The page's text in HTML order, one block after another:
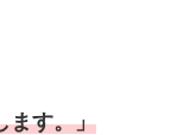
ます。」